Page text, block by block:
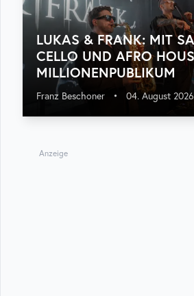
LUKAS & FRANK: MIT
CELLO UND AFRO
MILLIONENPUBLIKUM
Franz Beschoner • 04. August 2026
Anzeige